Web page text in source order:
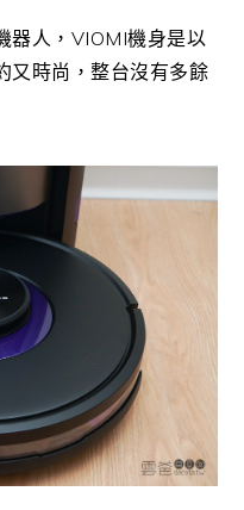
器人，VIOMI機身是以
又時尚，整台沒有多餘